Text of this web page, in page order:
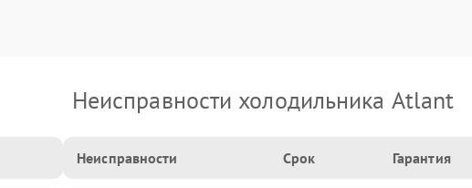
Неисправности холодильника Atlant
Неисправности Срок Гарантия